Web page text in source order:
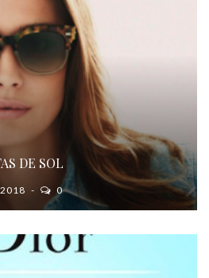
DE SOL
0